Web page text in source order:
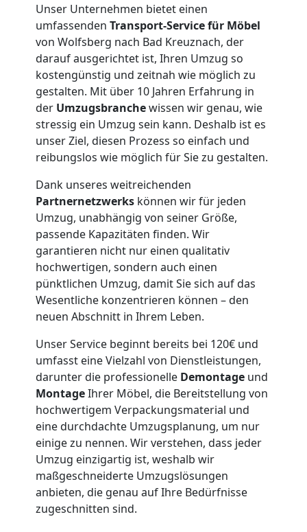
Unser Unternehmen bietet einen
umfassenden Transport-Service für Möbel
von Wolfsberg nach Bad Kreuznach, der
darauf ausgerichtet ist, Ihren Umzug so
kostengünstig und zeitnah wie möglich zu
gestalten. Mit über 10 Jahren Erfahrung in
der Umzugsbranchewissen wir genau, wie
stressig ein Umzug sein kann. Deshalb ist es
unser Ziel, diesen Prozess so einfach und
reibungslos wie möglich für Sie zu gestalten.
Dank unseres weitreichenden
Partnernetzwerks können wir für jeden
Umzug, unabhängig von seiner Größe,
passende Kapazitäten finden. Wir
garantieren nicht nur einen qualitativ
hochwertigen, sondern auch einen
pünktlichen Umzug, damit Sie sich auf das
Wesentliche konzentrieren können – den
neuen Abschnitt in Ihrem Leben.
Unser Service beginnt bereits bei 120€ und
umfasst eine Vielzahl von Dienstleistungen,
darunter die professionelle Demontage und
MontageIhrer Möbel, die Bereitstellung von
hochwertigem Verpackungsmaterial und
eine durchdachte Umzugsplanung, um nur
einige zu nennen. Wir verstehen, dass jeder
Umzug einzigartig ist, weshalb wir
maßgeschneiderte Umzugslösungen
anbieten, die genau auf Ihre Bedürfnisse
zugeschnitten sind.
Umzugshelfer
Wolfsberg
Möbeltaxi
Wolfsberg
Kleintransport
Wolfsberg
Möbelmontage
Wolfsberg